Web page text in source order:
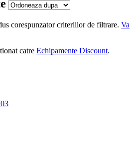
corespunzator criteriilor de filtrare. Va
catre Echipamente Discount.